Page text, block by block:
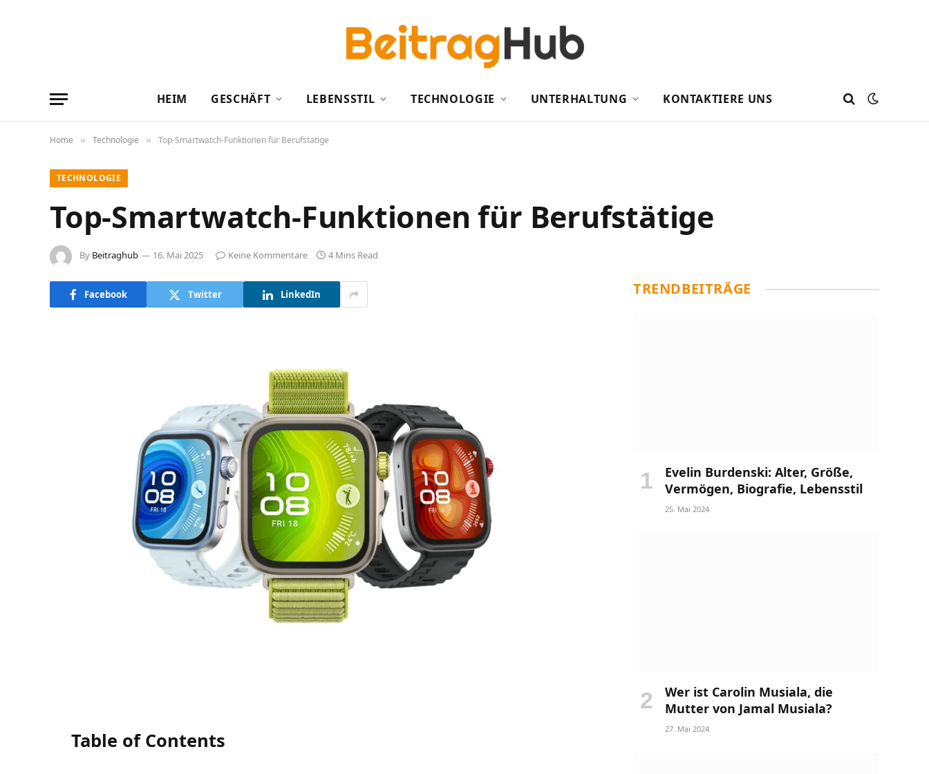
HEIM GESCHÄFT LEBENSSTIL TECHNOLOGIE UNTERHALTUNG KONTAKTIERE UNS
Home » Technologie » Top-Smartwatch-Funktionen für Berufstätige
TECHNOLOGIE
Top-Smartwatch-Funktionen für Berufstätige
By Beitraghub 16. Mai 2025 Keine Kommentare 4 Mins Read
Facebook Twitter LinkedIn
Table of Contents
TRENDBEITRÄGE
Evelin Burdenski: Alter, Größe,
Vermögen, Biografie, Lebensstil
25. Mai 2024
Wer ist Carolin Musiala, die
Mutter von Jamal Musiala?
27. Mai 2024